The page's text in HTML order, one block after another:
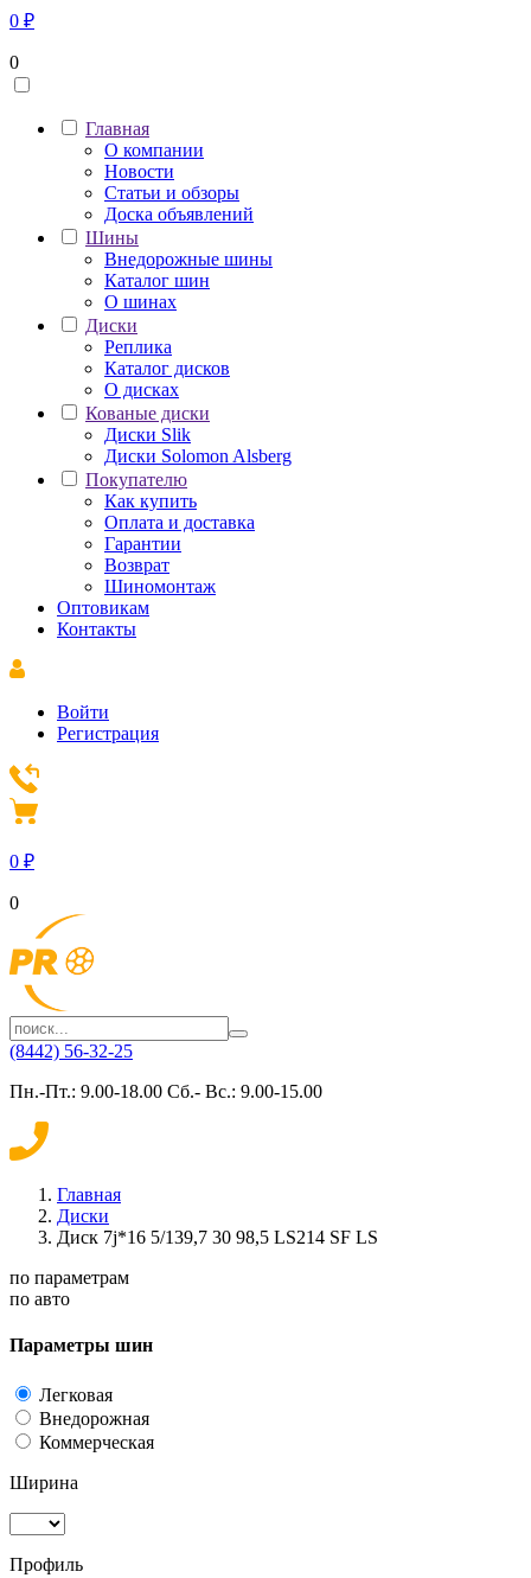
0 ₽
0
Главная
О компании
Новости
Статьи и обзоры
Доска объявлений
Шины
Внедорожные шины
Каталог шин
О шинах
Диски
Реплика
Каталог дисков
О дисках
Кованые диски
Диски Slik
Диски Solomon Alsberg
Покупателю
Как купить
Оплата и доставка
Гарантии
Возврат
Шиномонтаж
Оптовикам
Контакты
Войти
Регистрация
0 ₽
0
(8442) 56-32-25
Пн.-Пт.: 9.00-18.00 Сб.- Вс.: 9.00-15.00
Главная
Диски
Диск 7j*16 5/139,7 30 98,5 LS214 SF LS
по параметрам
по авто
Параметры шин
Легковая
Внедорожная
Коммерческая
Ширина
Профиль